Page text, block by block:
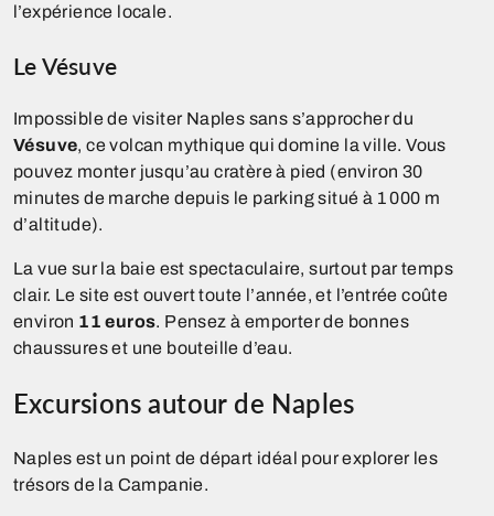
l’expérience locale.
Le Vésuve
Impossible de visiter Naples sans s’approcher du
Vésuve, ce volcan mythique qui domine la ville. Vous
pouvez monter jusqu’au cratère à pied (environ 30
minutes de marche depuis le parking situé à 1 000 m
d’altitude).
La vue sur la baie est spectaculaire, surtout par temps
clair. Le site est ouvert toute l’année, et l’entrée coûte
environ 11 euros. Pensez à emporter de bonnes
chaussures et une bouteille d’eau.
Excursions autour de Naples
Naples est un point de départ idéal pour explorer les
trésors de la Campanie.